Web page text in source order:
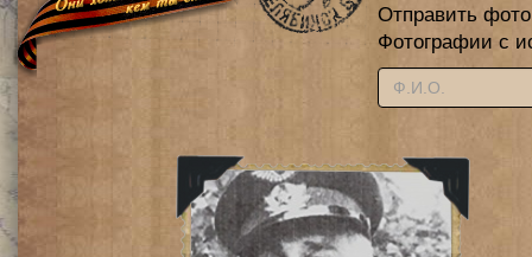
Отправить
Фотографии с